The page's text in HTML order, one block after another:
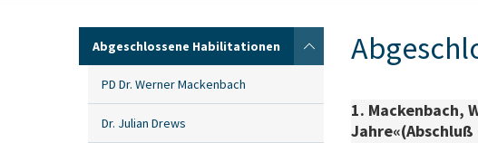
Abgeschlossene Habilitationen
PD Dr. Werner Mackenbach
Dr. Julian Drews
1. Mackenbach,
Jahre«